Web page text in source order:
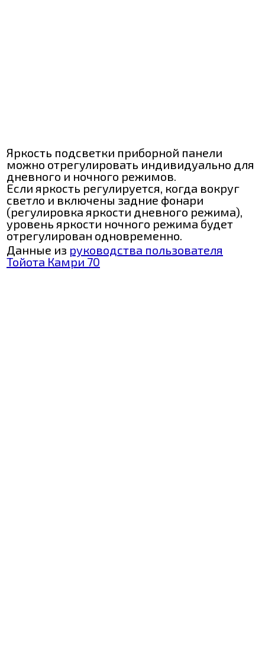
Яркость подсветки приборной панели
можно отрегулировать индивидуально для
дневного и ночного режимов.
Если яркость регулируется, когда вокруг
светло и включены задние фонари
(регулировка яркости дневного режима),
уровень яркости ночного режима будет
отрегулирован одновременно.
Данные из руководства пользователя
Тойота Камри 70